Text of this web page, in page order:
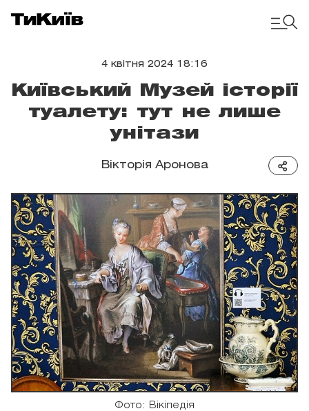
4 квітня 2024 18:16
Київський Музей історії
туалету: тут не лише
унітази
Вікторія Аронова
Фото: Вікіпедія